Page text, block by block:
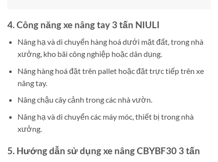
4. Công năng xe nâng tay 3 tấn NIULI
Nâng hạ và di chuyển hàng hoá dưới mặt đất, trong nhà
xưởng, kho bãi công nghiệp hoặc dân dụng.
Nâng hàng hoá đặt trên pallet hoặc đặt trực tiếp trên xe
nâng tay.
Nâng chậu cây cảnh trong các nhà vườn.
Nâng hạ và di chuyển các máy móc, thiết bị trong nhà
xưởng.
5. Hướng dẫn sử dụng xe nâng CBYBF30 3 tấn